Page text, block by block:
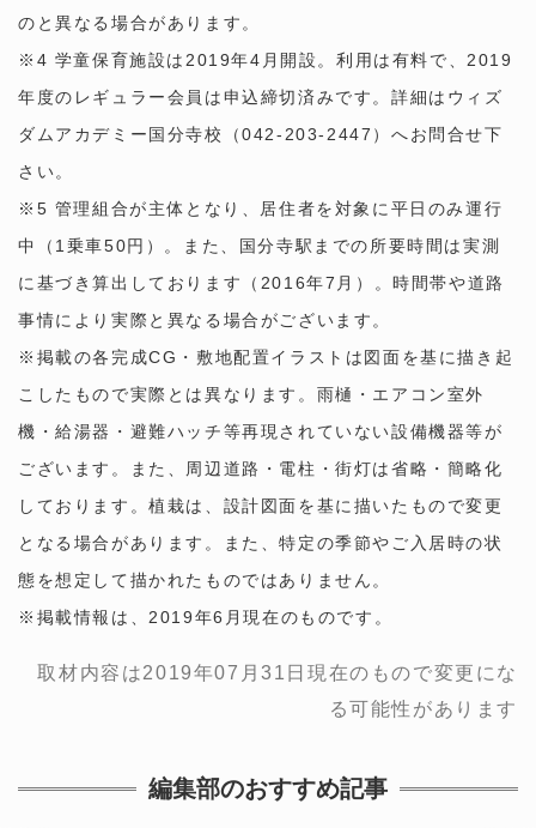
のと異なる場合があります。
※4 学童保育施設は2019年4月開設。利用は有料で、2019
年度のレギュラー会員は申込締切済みです。詳細はウィズ
ダムアカデミー国分寺校（042-203-2447）へお問合せ下
さい。
※5 管理組合が主体となり、居住者を対象に平日のみ運行
中（1乗車50円）。また、国分寺駅までの所要時間は実測
に基づき算出しております（2016年7月）。時間帯や道路
事情により実際と異なる場合がございます。
※掲載の各完成CG・敷地配置イラストは図面を基に描き起
こしたもので実際とは異なります。雨樋・エアコン室外
機・給湯器・避難ハッチ等再現されていない設備機器等が
ございます。また、周辺道路・電柱・街灯は省略・簡略化
しております。植栽は、設計図面を基に描いたもので変更
となる場合があります。また、特定の季節やご入居時の状
態を想定して描かれたものではありません。
※掲載情報は、2019年6月現在のものです。
取材内容は2019年07月31日現在のもので変更にな
る可能性があります
編集部のおすすめ記事